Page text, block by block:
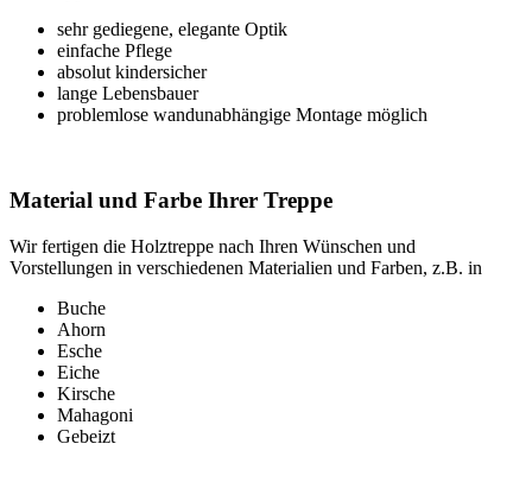
sehr gediegene, elegante Optik
einfache Pflege
absolut kindersicher
lange Lebensbauer
problemlose wandunabhängige Montage möglich
Material und Farbe Ihrer Treppe
Wir fertigen die Holztreppe nach Ihren Wünschen und
Vorstellungen in verschiedenen Materialien und Farben, z.B. in
Buche
Ahorn
Esche
Eiche
Kirsche
Mahagoni
Gebeizt